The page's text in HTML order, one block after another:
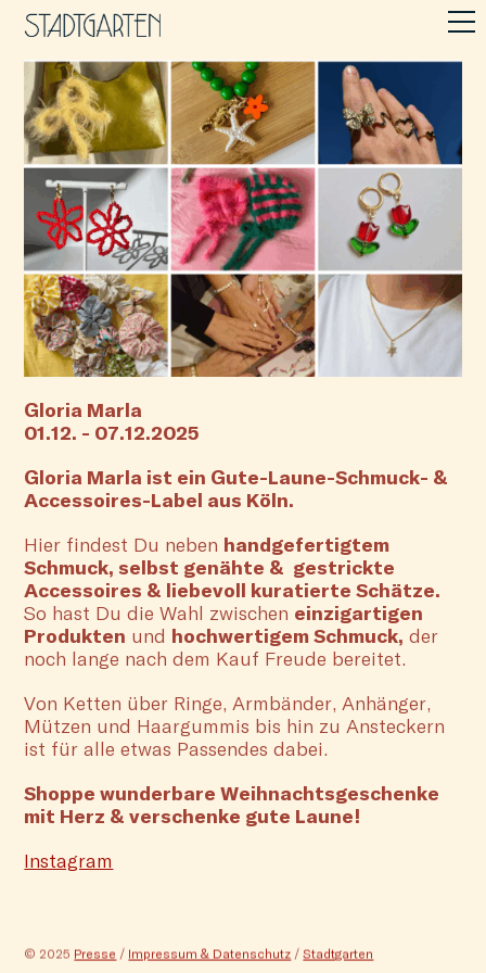
Gloria Marla
01.12. - 07.12.2025
Gloria Marla ist ein Gute-Laune-Schmuck- &
Accessoires-Label aus Köln.
Hier findest Du neben handgefertigtem
Schmuck, selbst genähte & gestrickte
Accessoires & liebevoll kuratierte Schätze.
So hast Du die Wahl zwischen einzigartigen
Produkten und hochwertigem Schmuck, der
noch lange nach dem Kauf Freude bereitet.
Von Ketten über Ringe, Armbänder, Anhänger,
Mützen und Haargummis bis hin zu Ansteckern
ist für alle etwas Passendes dabei.
Shoppe wunderbare Weihnachtsgeschenke
mit Herz & verschenke gute Laune!
Instagram
© 2025 Presse / Impressum & Datenschutz /Stadtgarten